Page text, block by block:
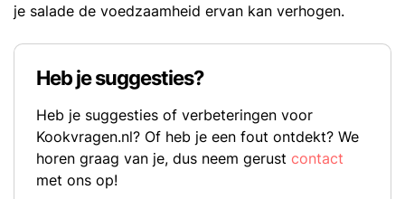
je salade de voedzaamheid ervan kan verhogen.
Heb je suggesties?
Heb je suggesties of verbeteringen voor
Kookvragen.nl? Of heb je een fout ontdekt? We
horen graag van je, dus neem gerust contact
met ons op!